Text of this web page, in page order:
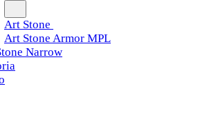
Art Stone
Art Stone Armor MPL
Narrow